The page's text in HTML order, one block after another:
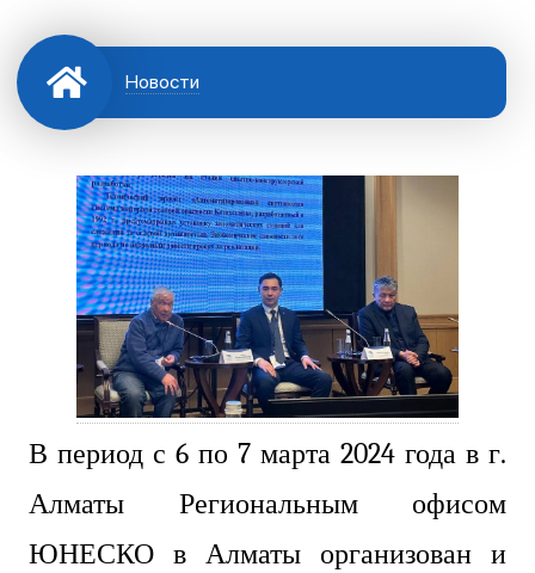
Новости
В период с 6 по 7 марта 2024 года в г.
Алматы Региональным офисом
ЮНЕСКО в Алматы организован и